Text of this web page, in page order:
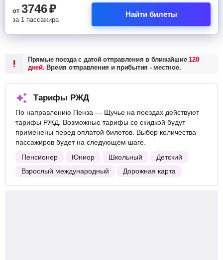
от 3746₽
за 1 пассажира
Найти билеты
Прямые поезда с датой отправления в ближайшие120
дней. Время отправления и прибытия - местное.
Тарифы РЖД
По направлению Пенза — Щучье на поездах действуют
тарифы РЖД. Возможные тарифы со скидкой будут
применены перед оплатой билетов. Выбор количества
пассажиров будет на следующем шаге.
Пенсионер
Юниор Школьный
Детский
Взрослый международный
Дорожная карта